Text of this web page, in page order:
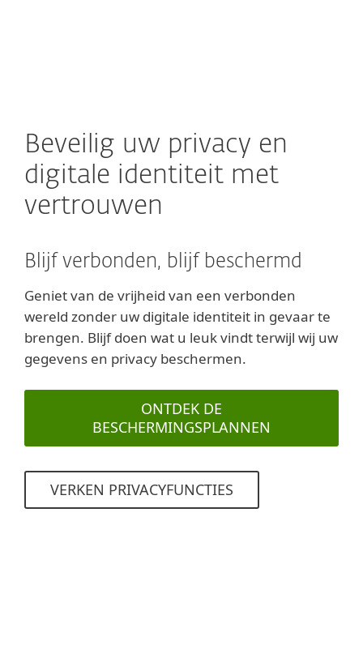
Beveilig uw privacy en
digitale identiteit met
vertrouwen
Blijf verbonden, blijf beschermd
Geniet van de vrijheid van een verbonden
wereld zonder uw digitale identiteit in gevaar te
brengen. Blijf doen wat u leuk vindt terwijl wij uw
gegevens en privacy beschermen.
ONTDEK DE
BESCHERMINGSPLANNEN
VERKEN PRIVACYFUNCTIES